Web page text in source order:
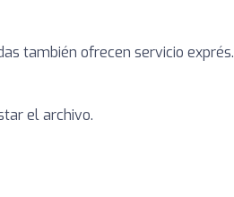
también ofrecen servicio exprés.
el archivo.